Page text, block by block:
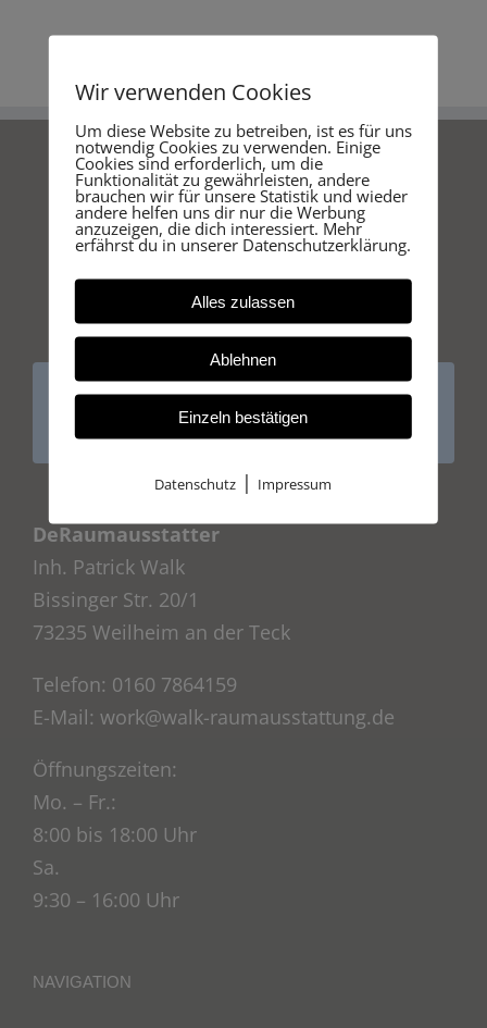
DeRaumausstatter
Inh. Patrick Walk
Bissinger Str. 20/1
73235 Weilheim an der Teck
Telefon: 0160 7864159
E-Mail: work@walk-raumausstattung.de
Öffnungszeiten:
Mo. – Fr.:
8:00 bis 18:00 Uhr
Sa.
9:30 – 16:00 Uhr
NAVIGATION
Wir verwenden Cookies
Um diese Website zu betreiben, ist es für uns
notwendig Cookies zu verwenden. Einige
Cookies sind erforderlich, um die
Funktionalität zu gewährleisten, andere
brauchen wir für unsere Statistik und wieder
andere helfen uns dir nur die Werbung
anzuzeigen, die dich interessiert. Mehr
erfährst du in unserer Datenschutzerklärung.
Alles zulassen
Ablehnen
Einzeln bestätigen
Datenschutz | Impressum